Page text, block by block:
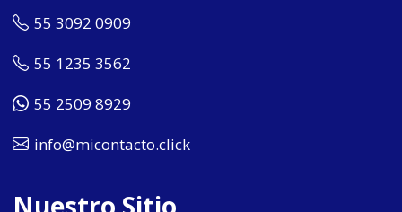
55 3092 0909
55 1235 3562
55 2509 8929
info@micontacto.click